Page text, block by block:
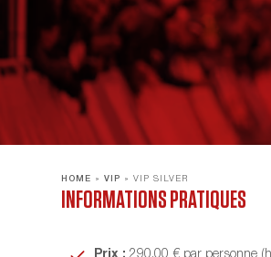
HOME » VIP » VIP SILVER
INFORMATIONS PRATIQUES